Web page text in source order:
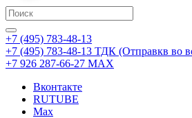
+7 (495) 783-48-13
+7 (495) 783-48-13 ТДК (Отправкв во
+7 926 287-66-27 МАХ
Вконтакте
RUTUBE
Max